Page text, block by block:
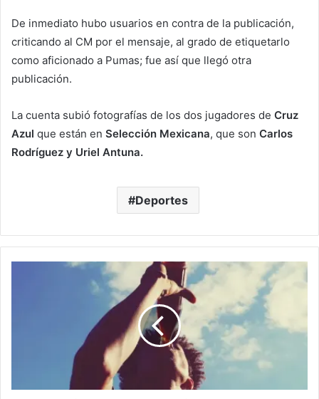
De inmediato hubo usuarios en contra de la publicación,
criticando al CM por el mensaje, al grado de etiquetarlo
como aficionado a Pumas; fue así que llegó otra
publicación.
La cuenta subió fotografías de los dos jugadores de Cruz
Azul que están en Selección Mexicana, que son Carlos
Rodríguez y Uriel Antuna.
Deportes